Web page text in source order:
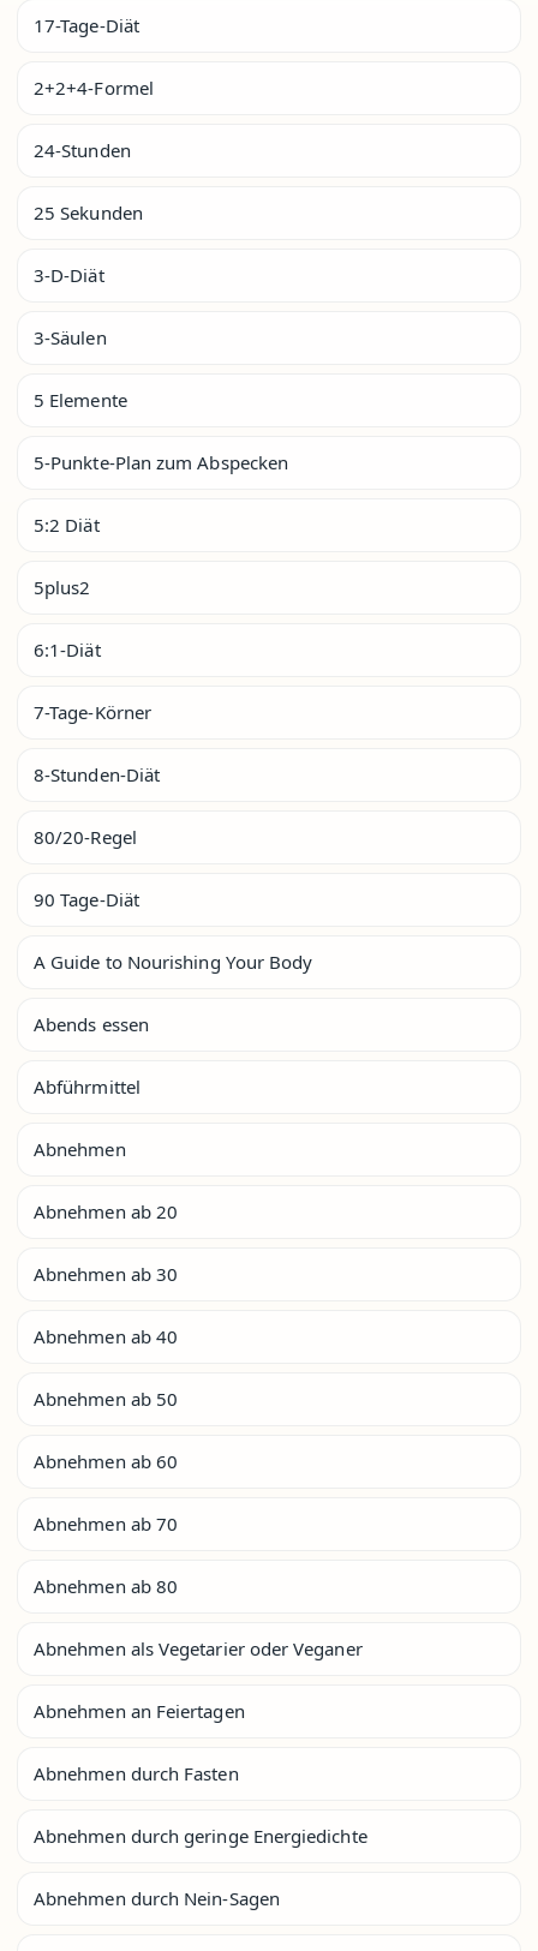
17-Tage-Diät
2+2+4-Formel
24-Stunden
25 Sekunden
3-D-Diät
3-Säulen
5 Elemente
5-Punkte-Plan zum Abspecken
5:2 Diät
5plus2
6:1-Diät
7-Tage-Körner
8-Stunden-Diät
80/20-Regel
90 Tage-Diät
A Guide to Nourishing Your Body
Abends essen
Abführmittel
Abnehmen
Abnehmen ab 20
Abnehmen ab 30
Abnehmen ab 40
Abnehmen ab 50
Abnehmen ab 60
Abnehmen ab 70
Abnehmen ab 80
Abnehmen als Vegetarier oder Veganer
Abnehmen an Feiertagen
Abnehmen durch Fasten
Abnehmen durch geringe Energiedichte
Abnehmen durch Nein-Sagen